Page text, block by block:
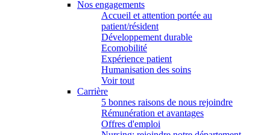
Nos engagements
Accueil et attention portée au
patient/résident
Développement durable
Ecomobilité
Expérience patient
Humanisation des soins
Voir tout
Carrière
5 bonnes raisons de nous rejoindre
Rémunération et avantages
Offres d'emploi